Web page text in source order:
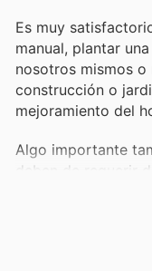
Es muy
manual, plantar
nosotros mismos
construcción o
mejoramiento del
Algo importante
deben de requerir
siempre es